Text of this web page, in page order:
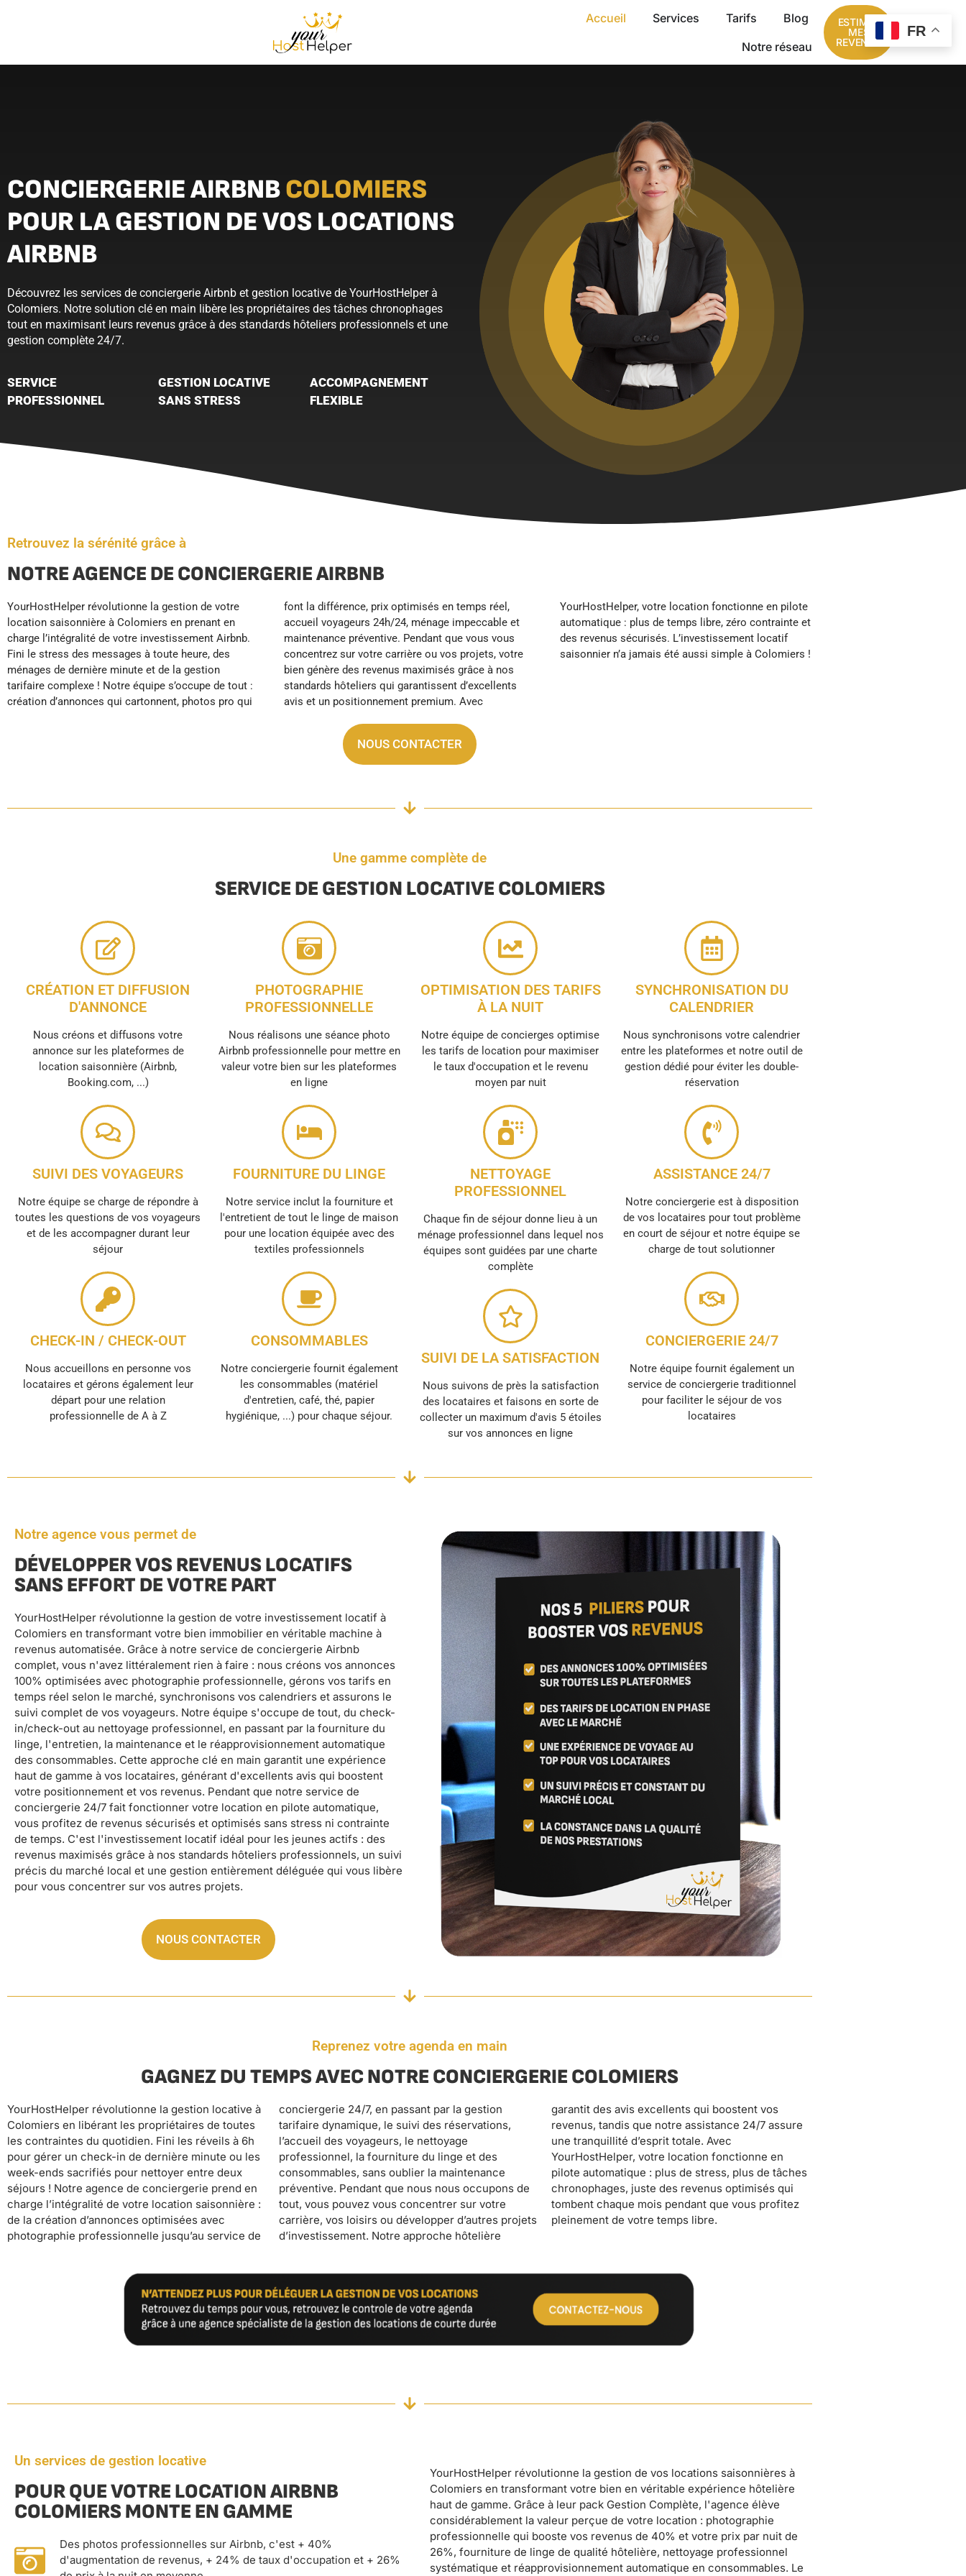
Accueil Services Tarifs
Blog
Notre réseau
ESTIMER
MES
REVENUS
CONCIERGERIE AIRBNBCOLOMIERS
POUR LA GESTION DE VOS LOCATIONS
AIRBNB
Découvrez les services de conciergerie Airbnb et gestion locative de YourHostHelper à
Colomiers. Notre solution clé en main libère les propriétaires des tâches chronophages
tout en maximisant leurs revenus grâce à des standards hôteliers professionnels et une
gestion complète 24/7.
SERVICE
PROFESSIONNEL
GESTION LOCATIVE
SANS STRESS
ACCOMPAGNEMENT
FLEXIBLE
Retrouvez la sérénité grâce à
NOTRE AGENCE DE CONCIERGERIE AIRBNB
YourHostHelper révolutionne la gestion de votre
location saisonnière à Colomiers en prenant en
charge l’intégralité de votre investissement Airbnb.
Fini le stress des messages à toute heure, des
ménages de dernière minute et de la gestion
tarifaire complexe ! Notre équipe s’occupe de tout :
création d’annonces qui cartonnent, photos pro qui
font la différence, prix optimisés en temps réel,
accueil voyageurs 24h/24, ménage impeccable et
maintenance préventive. Pendant que vous vous
concentrez sur votre carrière ou vos projets, votre
bien génère des revenus maximisés grâce à nos
standards hôteliers qui garantissent d’excellents
avis et un positionnement premium. Avec
YourHostHelper, votre location fonctionne en pilote
automatique : plus de temps libre, zéro contrainte et
des revenus sécurisés. L’investissement locatif
saisonnier n’a jamais été aussi simple à Colomiers !
NOUS CONTACTER
Une gamme complète de
SERVICE DE GESTION LOCATIVE COLOMIERS
CRÉATION ET DIFFUSION
D'ANNONCE
Nous créons et diffusons votre
annonce sur les plateformes de
location saisonnière (Airbnb,
Booking.com, ...)
SUIVI DES VOYAGEURS
Notre équipe se charge de répondre à
toutes les questions de vos voyageurs
et de les accompagner durant leur
séjour
CHECK-IN / CHECK-OUT
Nous accueillons en personne vos
locataires et gérons également leur
départ pour une relation
professionnelle de A à Z
PHOTOGRAPHIE
PROFESSIONNELLE
Nous réalisons une séance photo
Airbnb professionnelle pour mettre en
valeur votre bien sur les plateformes
en ligne
FOURNITURE DU LINGE
Notre service inclut la fourniture et
l'entretient de tout le linge de maison
pour une location équipée avec des
textiles professionnels
CONSOMMABLES
Notre conciergerie fournit également
les consommables (matériel
d'entretien, café, thé, papier
hygiénique, ...) pour chaque séjour.
OPTIMISATION DES TARIFS
À LA NUIT
Notre équipe de concierges optimise
les tarifs de location pour maximiser
le taux d'occupation et le revenu
moyen par nuit
NETTOYAGE
PROFESSIONNEL
Chaque fin de séjour donne lieu à un
ménage professionnel dans lequel nos
équipes sont guidées par une charte
complète
SUIVI DE LA SATISFACTION
Nous suivons de près la satisfaction
des locataires et faisons en sorte de
collecter un maximum d'avis 5 étoiles
sur vos annonces en ligne
SYNCHRONISATION DU
CALENDRIER
Nous synchronisons votre calendrier
entre les plateformes et notre outil de
gestion dédié pour éviter les double-
réservation
ASSISTANCE 24/7
Notre conciergerie est à disposition
de vos locataires pour tout problème
en court de séjour et notre équipe se
charge de tout solutionner
CONCIERGERIE 24/7
Notre équipe fournit également un
service de conciergerie traditionnel
pour faciliter le séjour de vos
locataires
Notre agence vous permet de
DÉVELOPPER VOS REVENUS LOCATIFS
SANS EFFORT DE VOTRE PART
YourHostHelper révolutionne la gestion de votre investissement locatif à
Colomiers en transformant votre bien immobilier en véritable machine à
revenus automatisée. Grâce à notre service de conciergerie Airbnb
complet, vous n'avez littéralement rien à faire : nous créons vos annonces
100% optimisées avec photographie professionnelle, gérons vos tarifs en
temps réel selon le marché, synchronisons vos calendriers et assurons le
suivi complet de vos voyageurs. Notre équipe s'occupe de tout, du check-
in/check-out au nettoyage professionnel, en passant par la fourniture du
linge, l'entretien, la maintenance et le réapprovisionnement automatique
des consommables. Cette approche clé en main garantit une expérience
haut de gamme à vos locataires, générant d'excellents avis qui boostent
votre positionnement et vos revenus. Pendant que notre service de
conciergerie 24/7 fait fonctionner votre location en pilote automatique,
vous profitez de revenus sécurisés et optimisés sans stress ni contrainte
de temps. C'est l'investissement locatif idéal pour les jeunes actifs : des
revenus maximisés grâce à nos standards hôteliers professionnels, un suivi
précis du marché local et une gestion entièrement déléguée qui vous libère
pour vous concentrer sur vos autres projets.
NOUS CONTACTER
Reprenez votre agenda en main
GAGNEZ DU TEMPS AVEC NOTRE CONCIERGERIE COLOMIERS
YourHostHelper révolutionne la gestion locative à
Colomiers en libérant les propriétaires de toutes
les contraintes du quotidien. Fini les réveils à 6h
pour gérer un check-in de dernière minute ou les
week-ends sacrifiés pour nettoyer entre deux
séjours ! Notre agence de conciergerie prend en
charge l’intégralité de votre location saisonnière :
de la création d’annonces optimisées avec
photographie professionnelle jusqu’au service de
conciergerie 24/7, en passant par la gestion
tarifaire dynamique, le suivi des réservations,
l’accueil des voyageurs, le nettoyage
professionnel, la fourniture du linge et des
consommables, sans oublier la maintenance
préventive. Pendant que nous nous occupons de
tout, vous pouvez vous concentrer sur votre
carrière, vos loisirs ou développer d’autres projets
d’investissement. Notre approche hôtelière
garantit des avis excellents qui boostent vos
revenus, tandis que notre assistance 24/7 assure
une tranquillité d’esprit totale. Avec
YourHostHelper, votre location fonctionne en
pilote automatique : plus de stress, plus de tâches
chronophages, juste des revenus optimisés qui
tombent chaque mois pendant que vous profitez
pleinement de votre temps libre.
Un services de gestion locative
POUR QUE VOTRE LOCATION AIRBNB
COLOMIERS MONTE EN GAMME
Des photos professionnelles sur Airbnb, c'est + 40%
d'augmentation de revenus, + 24% de taux d'occupation et + 26%
YourHostHelper révolutionne la gestion de vos locations saisonnières à
Colomiers en transformant votre bien en véritable expérience hôtelière
haut de gamme. Grâce à leur pack Gestion Complète, l'agence élève
considérablement la valeur perçue de votre location : photographie
professionnelle qui booste vos revenus de 40% et votre prix par nuit de
26%, fourniture de linge de qualité hôtelière, nettoyage professionnel
systématique et réapprovisionnement automatique en consommables. Le
FR